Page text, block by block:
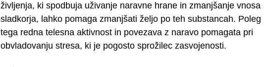
življenja, ki spodbuja uživanje naravne hrane in zmanjšanje vnosa
sladkorja, lahko pomaga zmanjšati željo po teh substancah. Poleg
tega redna telesna aktivnost in povezava z naravo pomagata pri
obvladovanju stresa, ki je pogosto sprožilec zasvojenosti.